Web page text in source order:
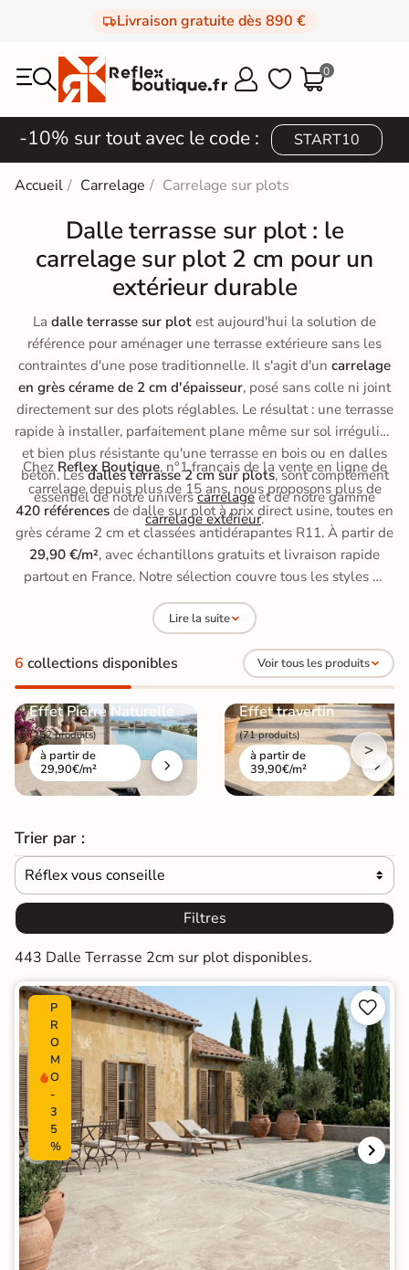
Livraison gratuite dès 890 €
  0
-10% sur tout avec le code : START10
Accueil Carrelage Carrelage sur plots
Dalle terrasse sur plot : le
carrelage sur plot 2 cm pour un
extérieur durable
La dalle terrasse sur plot est aujourd'hui la solution de
référence pour aménager une terrasse extérieure sans les
contraintes d'une pose traditionnelle. Il s'agit d'un carrelage
en grès cérame de 2 cm d'épaisseur, posé sans colle ni joint
directement sur des plots réglables. Le résultat : une terrasse
rapide à installer, parfaitement plane même sur sol irrégulier,
et bien plus résistante qu'une terrasse en bois ou en dalles
béton. Lesdalles terrasse 2 cm sur plots, sont complément
essentiel de notre universcarrelageet de notre gamme
carrelage extérieur.
Chez Reflex Boutique, n°1 français de la vente en ligne de
carrelage depuis plus de 15 ans, nous proposons plus de
420 références de dalle sur plot à prix direct usine, toutes en
grès cérame 2 cm et classées antidérapantes R11. À partir de
29,90 €/m², avec échantillons gratuits et livraison rapide
partout en France. Notre sélection couvre tous les styles —
effet pierre naturelle, bois, travertin ou moderne — détaillés
dans les collections ci-dessous. Découvrez d'abord nos
terrasse sur plots.
Lire la suite
6 collections disponibles Voir tous les produits
Effet Pierre Naturelle
(252 produits)
à partir de
29,90€/m²
Effet travertin
(71 produits)
à partir de
39,90€/m²
>
Trier par :
Réflex vous conseille 
Filtres
443 Dalle Terrasse 2cm sur plot disponibles.
P
R
O
M
O
-
3
5
%

